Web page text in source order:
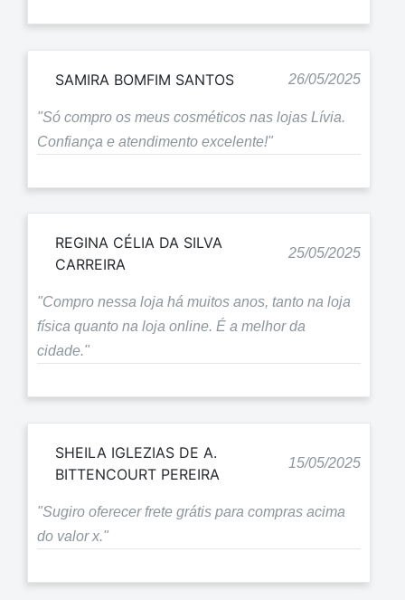
SAMIRA BOMFIM SANTOS 26/05/2025
"Só compro os meus cosméticos nas lojas Lívia.
Confiança e atendimento excelente!"
REGINA CÉLIA DA SILVA
CARREIRA
25/05/2025
"Compro nessa loja há muitos anos, tanto na loja
física quanto na loja online. É a melhor da
cidade."
SHEILA IGLEZIAS DE A.
BITTENCOURT PEREIRA
15/05/2025
"Sugiro oferecer frete grátis para compras acima
do valor x."